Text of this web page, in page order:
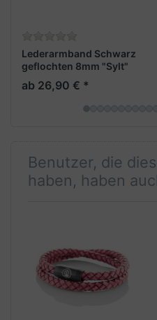
Lederarmband Schwarz
geflochten 8mm "Sylt"
ab 26,90 € *
Benutzer, die
haben, haben